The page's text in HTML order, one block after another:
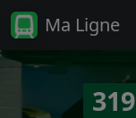
Ma Ligne
319